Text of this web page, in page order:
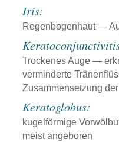
Iris:
Regenbogenhaut —
Trockenes Auge —
verminderte
Zusammensetzung
Keratoglobus:
kugelförmige
meist angeboren